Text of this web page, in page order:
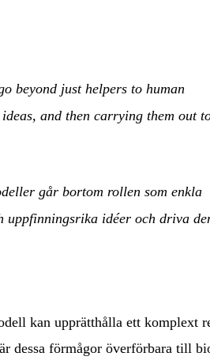
beyond just helpers to human
and then carrying them out
går bortom rollen som enkla
uppfinningsrika idéer och driva
kan upprätthålla ett komplext
dessa förmågor överförbara till